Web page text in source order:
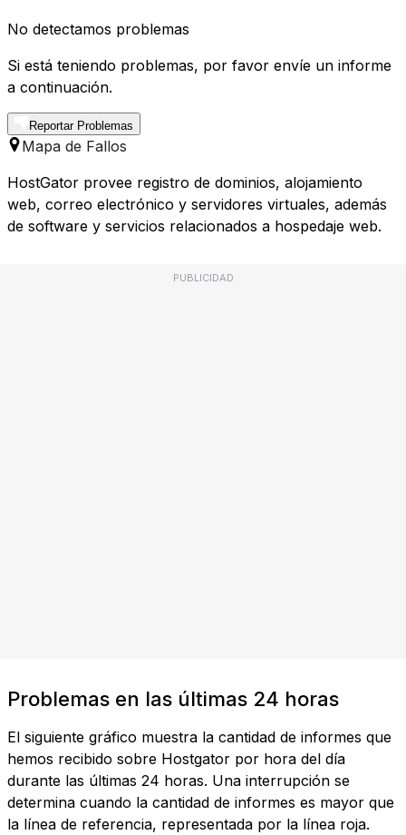
No detectamos problemas
Si está teniendo problemas, por favor envíe un informe
a continuación.
Reportar Problemas
Mapa de Fallos
HostGator provee registro de dominios, alojamiento
web, correo electrónico y servidores virtuales, además
de software y servicios relacionados a hospedaje web.
PUBLICIDAD
Problemas en las últimas 24 horas
El siguiente gráfico muestra la cantidad de informes que
hemos recibido sobre Hostgator por hora del día
durante las últimas 24 horas. Una interrupción se
determina cuando la cantidad de informes es mayor que
la línea de referencia, representada por la línea roja.